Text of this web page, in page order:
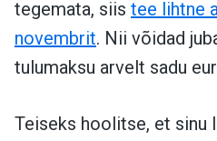
tegemata, siis tee lihtne
novembrit. Nii võidad
tulumaksu arvelt sadu
Teiseks hoolitse, et sinu